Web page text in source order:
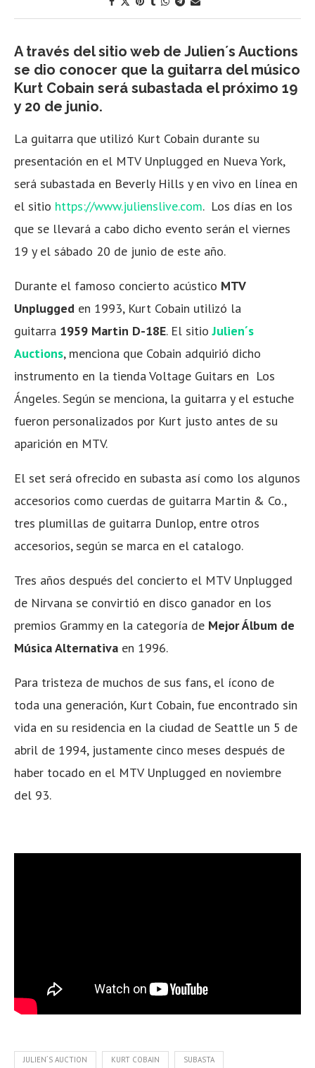
A través del sitio web de Julien´s Auctions
se dio conocer que la guitarra del músico
Kurt Cobain será subastada el próximo 19
y 20 de junio.
La guitarra que utilizó Kurt Cobain durante su
presentación en el MTV Unplugged en Nueva York,
será subastada en Beverly Hills y en vivo en línea en
el sitio https://www.julienslive.com. Los días en los
que se llevará a cabo dicho evento serán el viernes
19 y el sábado 20 de junio de este año.
Durante el famoso concierto acústico MTV
Unplugged en 1993, Kurt Cobain utilizó la
guitarra 1959 Martin D-18E. El sitioJulien´s
Auctions, menciona que Cobain adquirió dicho
instrumento en la tienda Voltage Guitars en Los
Ángeles. Según se menciona, la guitarra y el estuche
fueron personalizados por Kurt justo antes de su
aparición en MTV.
El set será ofrecido en subasta así como los algunos
accesorios como cuerdas de guitarra Martin & Co.,
tres plumillas de guitarra Dunlop, entre otros
accesorios, según se marca en el catalogo.
Tres años después del concierto el MTV Unplugged
de Nirvana se convirtió en disco ganador en los
premios Grammy en la categoría de Mejor Álbum de
Música Alternativa en 1996.
Para tristeza de muchos de sus fans, el ícono de
toda una generación, Kurt Cobain, fue encontrado sin
vida en su residencia en la ciudad de Seattle un 5 de
abril de 1994, justamente cinco meses después de
haber tocado en el MTV Unplugged en noviembre
del 93.
JULIEN´S AUCTION KURT COBAIN SUBASTA